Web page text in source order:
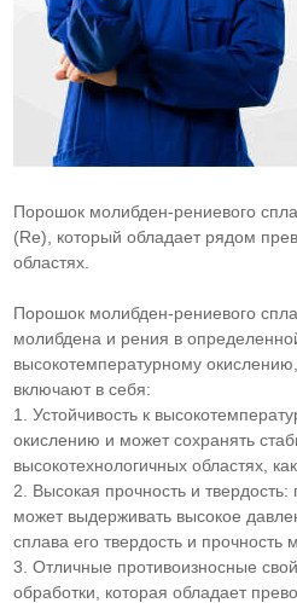
Порошок молибден-рениевого
(Re), который обладает рядом
областях.
Порошок молибден-рениевого
молибдена и рения в
высокотемпературному
включают в себя:
1. Устойчивость к
окислению и может сохранять
высокотехнологичных областях,
2. Высокая прочность и
может выдерживать высокое
сплава его твердость и прочность
3. Отличные противоизносные
обработки, которая обладает